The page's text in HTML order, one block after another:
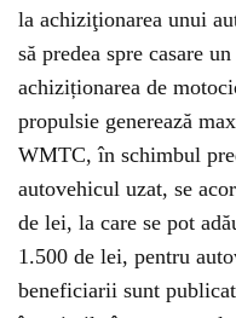
la achiziţionarea unui
să predea spre casare
achiziționarea de
propulsie generează
WMTC, în schimbul
autovehicul uzat, se
de lei, la care se pot
1.500 de lei, pentru
beneficiarii sunt